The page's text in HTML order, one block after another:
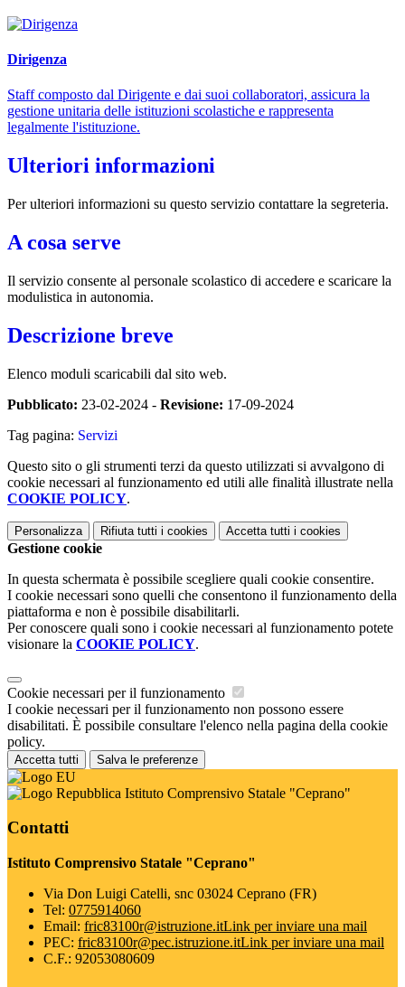
Dirigenza
Staff composto dal Dirigente e dai suoi collaboratori, assicura la
gestione unitaria delle istituzioni scolastiche e rappresenta
legalmente l'istituzione.
Ulteriori informazioni
Per ulteriori informazioni su questo servizio contattare la segreteria.
A cosa serve
Il servizio consente al personale scolastico di accedere e scaricare la
modulistica in autonomia.
Descrizione breve
Elenco moduli scaricabili dal sito web.
Pubblicato: 23-02-2024 - Revisione: 17-09-2024
Tag pagina: Servizi
Questo sito o gli strumenti terzi da questo utilizzati si avvalgono di
cookie necessari al funzionamento ed utili alle finalità illustrate nella
COOKIE POLICY.
Personalizza Rifiuta tutti i cookies Accetta tutti i cookies
Gestione cookie
In questa schermata è possibile scegliere quali cookie consentire.
I cookie necessari sono quelli che consentono il funzionamento della
piattaforma e non è possibile disabilitarli.
Per conoscere quali sono i cookie necessari al funzionamento potete
visionare la COOKIE POLICY.
Cookie necessari per il funzionamento
I cookie necessari per il funzionamento non possono essere
disabilitati. È possibile consultare l'elenco nella pagina della cookie
policy.
Accetta tutti Salva le preferenze
Istituto Comprensivo Statale "Ceprano"
Contatti
Istituto Comprensivo Statale "Ceprano"
Via Don Luigi Catelli, snc 03024 Ceprano (FR)
Tel: 0775914060
Email: fric83100r@istruzione.itLink per inviare una mail
PEC: fric83100r@pec.istruzione.itLink per inviare una mail
C.F.: 92053080609